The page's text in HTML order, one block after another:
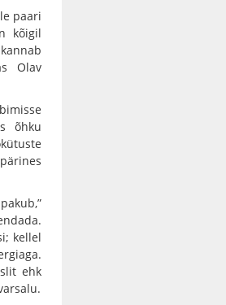
paari
kõigil
Olav
õhku
kellel
ehk